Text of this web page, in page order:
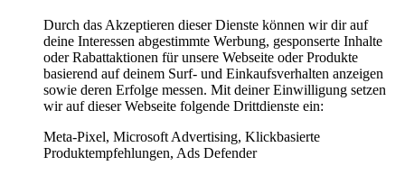
Durch das Akzeptieren dieser Dienste können wir dir auf
deine Interessen abgestimmte Werbung, gesponserte Inhalte
oder Rabattaktionen für unsere Webseite oder Produkte
basierend auf deinem Surf- und Einkaufsverhalten anzeigen
sowie deren Erfolge messen. Mit deiner Einwilligung setzen
wir auf dieser Webseite folgende Drittdienste ein:
Meta-Pixel, Microsoft Advertising, Klickbasierte
Produktempfehlungen, Ads Defender